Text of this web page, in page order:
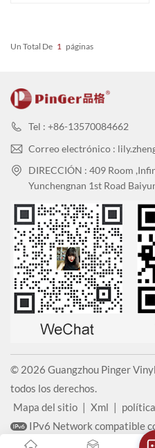
Un Total De 1 Páginas
Tel : +86-13570084662
Correo electrónico :
DIRECCIÓN : 409 Room
Yunchengnan 1st Road
© 2026 Guangzhou Pinger
todos los derechos.
Mapa del sitio | Xml |
IPv6 Network compatible